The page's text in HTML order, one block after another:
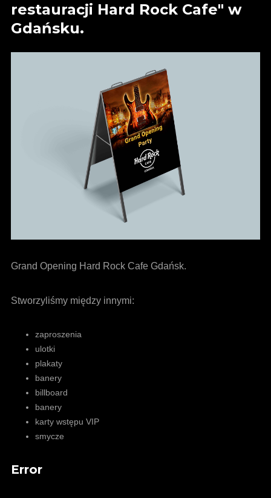
restauracji Hard Rock Cafe" w
Gdańsku.
Grand Opening Hard Rock Cafe Gdańsk.
Stworzyliśmy między innymi:
zaproszenia
ulotki
plakaty
banery
billboard
banery
karty wstępu VIP
smycze
Error